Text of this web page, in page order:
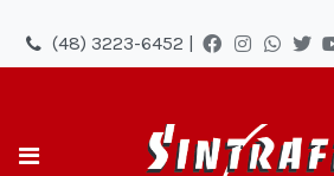
(48) 3223-6452 |